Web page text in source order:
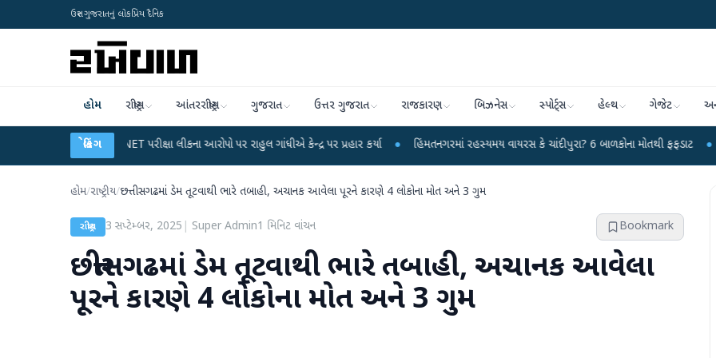
ઉત્તર ગુજરાતનું લોકપ્રિય દૈનિક
હોમ રાષ્ટ્રીય આંતરરાષ્ટ્રીય ગુજરાત ઉત્તર ગુજરાત રાજકારણ બિઝનેસ સ્પોર્ટ્સ હેલ્થ ગેજેટ
બ્રેકિંગ
UGC-NET પરીક્ષા લીકના આરોપો પર રાહુલ ગાંધીએ કેન્દ્ર પર પ્રહાર કર્યા ● હિંમતનગરમાં રહસ્યમય વાયરસ કે ચાંદીપુરા? 6 બાળકોના મોતથી ફફડાટ ● હવામાન
હોમ/રાષ્ટ્રીય/છત્તીસગઢમાં ડેમ તૂટવાથી ભારે તબાહી, અચાનક આવેલા પૂરને કારણે 4 લોકોના મોત અને 3 ગુમ
રાષ્ટ્રીય 3 સપ્ટેમ્બર, 2025 Super Admin1 મિનિટ વાંચન Bookmark
છત્તીસગઢમાં ડેમ તૂટવાથી ભારે તબાહી, અચાનક આવેલા
પૂરને કારણે 4 લોકોના મોત અને 3 ગુમ